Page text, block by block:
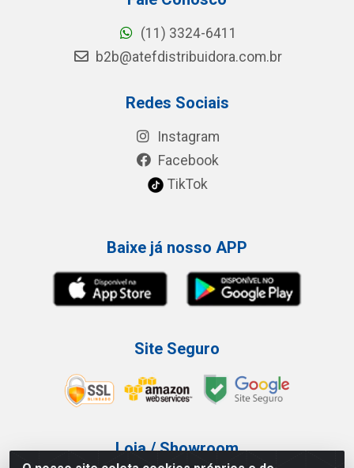
(11) 3324-6411
b2b@atefdistribuidora.com.br
Redes Sociais
Instagram
Facebook
TikTok
Baixe já nosso APP
Site Seguro
Loja / Showroom